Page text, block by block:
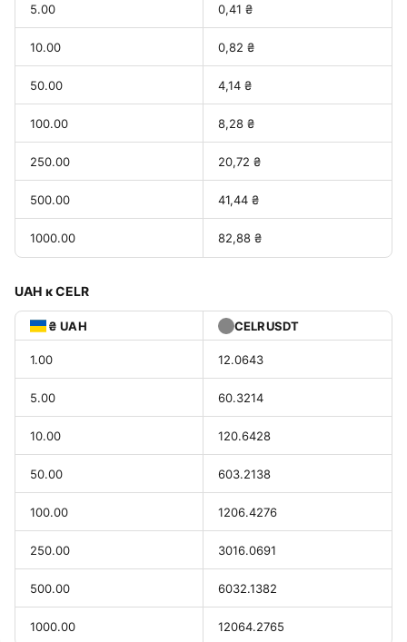
5.00 0,41 ₴
10.00 0,82 ₴
50.00 4,14 ₴
100.00 8,28 ₴
250.00 20,72 ₴
500.00 41,44 ₴
1000.00 82,88 ₴
UAH к CELR
₴ UAH CELRUSDT
1.00 12.0643
5.00 60.3214
10.00 120.6428
50.00 603.2138
100.00 1206.4276
250.00 3016.0691
500.00 6032.1382
1000.00 12064.2765